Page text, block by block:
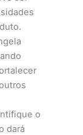
o
dará